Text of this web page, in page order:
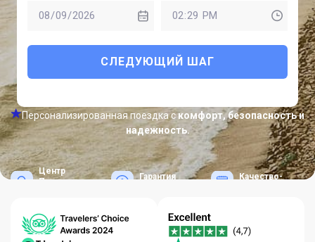
СЛЕДУЮЩИЙ ШАГ
Персонализированная поездка скомфорт, безопасность и
надежность.
Центр
Помощи
Гарантия
Качество-